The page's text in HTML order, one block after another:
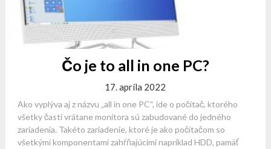
Čo je to all in one PC?
17. apríla 2022
Ako vyplýva aj z názvu „all in one PC“, ide o počítač, ktorého
všetky časti vrátane monitora sú zabudované do jedného
zariadenia. Takéto zariadenie, ktoré je ako počítačom so
všetkými komponentami zahŕňajúcimi napríklad HDD, pamäť